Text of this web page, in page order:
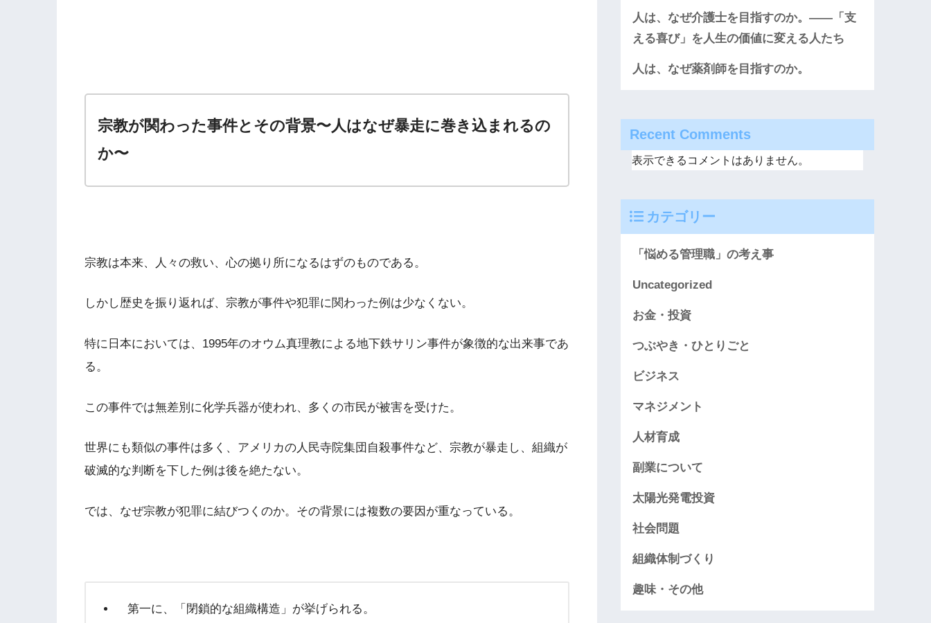
宗教が関わった事件とその背景〜人はなぜ暴走に巻き込まれるの
か〜
宗教は本来、人々の救い、心の拠り所になるはずのものである。
しかし歴史を振り返れば、宗教が事件や犯罪に関わった例は少なくない。
特に日本においては、1995年のオウム真理教による地下鉄サリン事件が象徴的な出来事であ
る。
この事件では無差別に化学兵器が使われ、多くの市民が被害を受けた。
世界にも類似の事件は多く、アメリカの人民寺院集団自殺事件など、宗教が暴走し、組織が
破滅的な判断を下した例は後を絶たない。
では、なぜ宗教が犯罪に結びつくのか。その背景には複数の要因が重なっている。
第一に、「閉鎖的な組織構造」が挙げられる。
人は、なぜ介護士を目指すのか。――「支
える喜び」を人生の価値に変える人たち
人は、なぜ薬剤師を目指すのか。
Recent Comments
表示できるコメントはありません。
カテゴリー
「悩める管理職」の考え事
Uncategorized
お金・投資
つぶやき・ひとりごと
ビジネス
マネジメント
人材育成
副業について
太陽光発電投資
社会問題
組織体制づくり
趣味・その他